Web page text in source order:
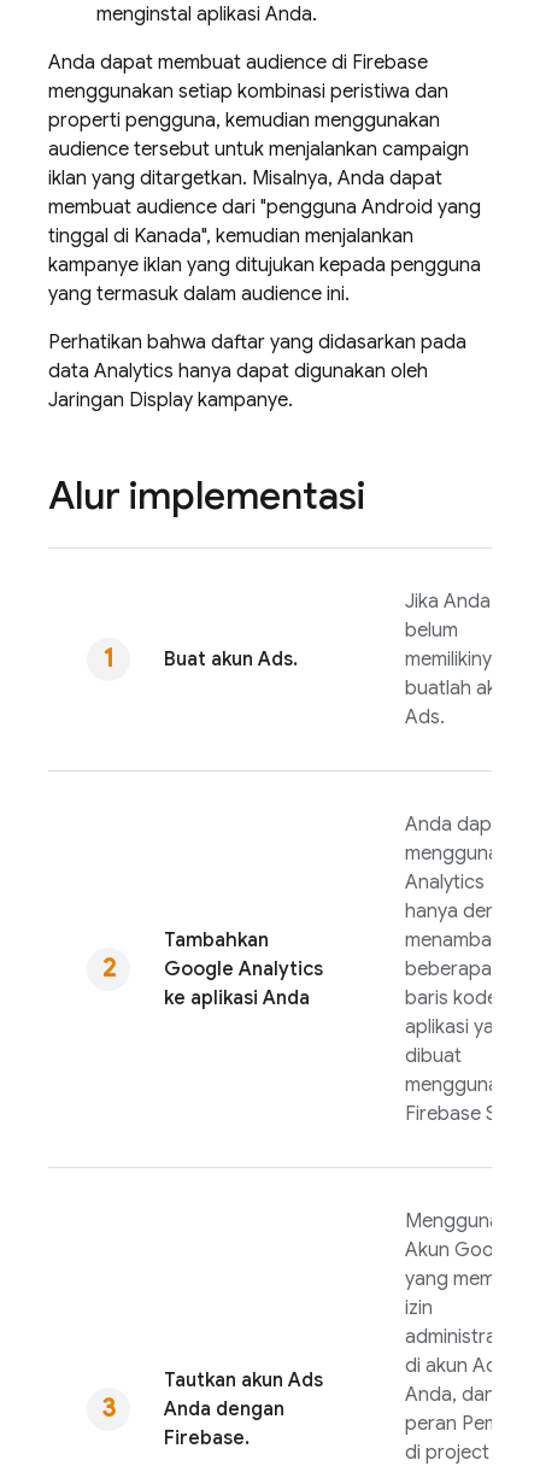
menginstal aplikasi Anda.
Anda dapat membuat audience di Firebase
menggunakan setiap kombinasi peristiwa dan
properti pengguna, kemudian menggunakan
audience tersebut untuk menjalankan campaign
iklan yang ditargetkan. Misalnya, Anda dapat
membuat audience dari "pengguna Android yang
tinggal di Kanada", kemudian menjalankan
kampanye iklan yang ditujukan kepada pengguna
yang termasuk dalam audience ini.
Perhatikan bahwa daftar yang didasarkan pada
data Analytics hanya dapat digunakan oleh
Jaringan Display kampanye.
Alur implementasi
Buat akun Ads.
Jika Anda
belum
memilikinya,
buatlah akun
Ads.
Tambahkan
Google Analytics
ke aplikasi Anda
Anda dapat
menggunakan
Analytics
hanya dengan
menambahkan
beberapa
baris kode ke
aplikasi yang
dibuat
menggunakan
Firebase SDK.
Tautkan akun Ads
Anda dengan
Firebase.
Menggunakan
Akun Google
yang memiliki
izin
administrator
di akun Ads
Anda, dan
peran Pemilik
di project